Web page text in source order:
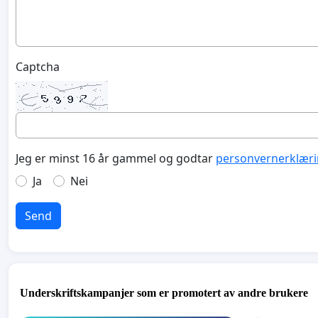
Captcha
Jeg er minst 16 år gammel og godtar
Ja
Nei
Send
Underskriftskampanjer som er promotert av andre brukere